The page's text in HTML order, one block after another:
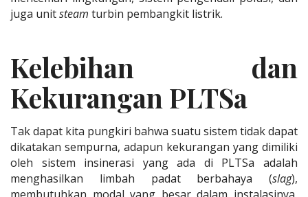
juga unitsteam turbin pembangkit listrik.
Kelebihan dan
Kekurangan PLTSa
Tak dapat kita pungkiri bahwa suatu sistem tidak dapat
dikatakan sempurna, adapun kekurangan yang dimiliki
oleh sistem insinerasi yang ada di PLTSa adalah
menghasilkan limbah padat berbahaya (slag),